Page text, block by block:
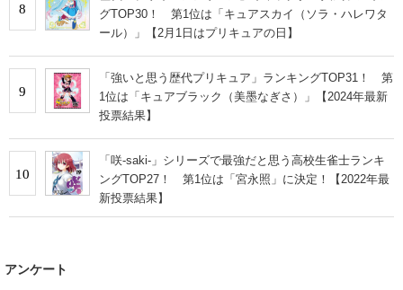
8
グTOP30！ 第1位は「キュアスカイ（ソラ・ハレワタ
ール）」【2月1日はプリキュアの日】
9
「強いと思う歴代プリキュア」ランキングTOP31！ 第
1位は「キュアブラック（美墨なぎさ）」【2024年最新
投票結果】
10
「咲-saki-」シリーズで最強だと思う高校生雀士ランキ
ングTOP27！ 第1位は「宮永照」に決定！【2022年最
新投票結果】
アンケート